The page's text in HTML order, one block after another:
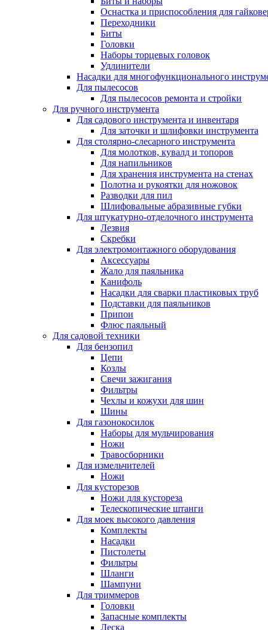
Оснастка и приспособления для
Переходники
Биты
Головки
Наборы торцевых головок
Удлинители
Насадки для многофункционального
Для пылесосов
Для пылесосов ремонта и стройки
Для ручного инструмента
Для садового инструмента и инвентаря
Для заточки и шлифовки инструмента
Для столярно-слесарного инструмента
Для молотков, кувалд и топоров
Для напильников
Для хранения инструмента на стенах
Полотна и рукоятки для ножовок
Разводки для пил
Шлифовальные абразивные губки
Для штукатурно-отделочного инструмента
Лезвия
Скребки
Для электромонтажного оборудования
Аксессуары
Жало для паяльника
Канифоль
Насадки для сварки пластиковых труб
Подставки для паяльников
Припои
Флюс паяльный
Для садовой техники
Для бензопил
Цепи
Козлы
Свечи зажигания
Фильтры
Чехлы и кожухи для шин
Шины
Для газонокосилок
Наборы для мульчирования
Ножи
Травосборники
Для измельчителей
Ножи
Для кусторезов
Ножи для кустореза
Телескопические штанги
Для моек высокого давления
Комплекты
Насадки
Пистолеты
Фильтры
Шланги
Шампуни
Для триммеров
Головки
Запасные комплекты
Леска